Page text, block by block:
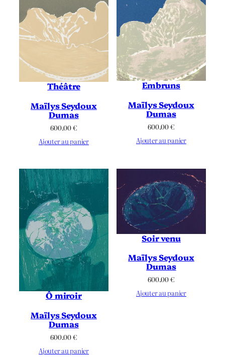
Théâtre
Maïlys Seydoux
Dumas
600.00€
Ajouter au panier
Embruns
Maïlys Seydoux
Dumas
600.00€
Ajouter au panier
Ô miroir
Maïlys Seydoux
Dumas
600.00€
Ajouter au panier
Soir venu
Maïlys Seydoux
Dumas
600.00€
Ajouter au panier